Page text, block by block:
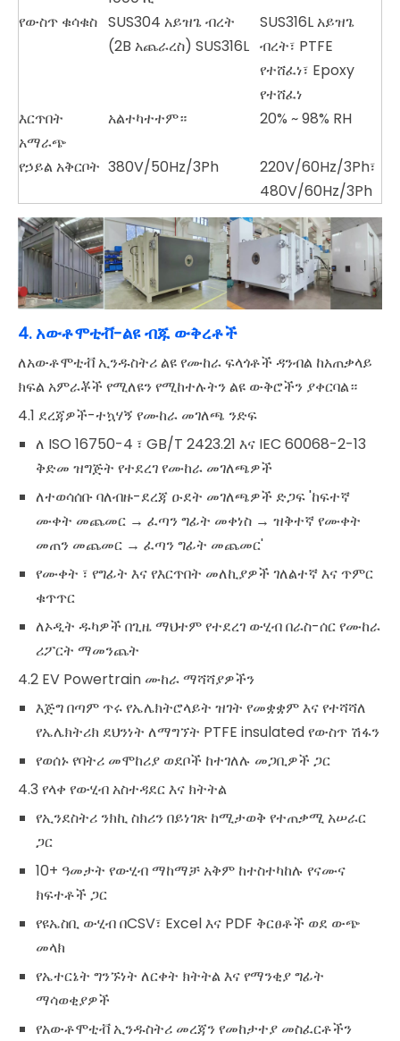
የውስጥ ቁሳቁስ SUS304 አይዝጌ ብረት
(2B አጨራረስ) SUS316L
SUS316L አይዝጌ
ብረት፣ PTFE
የተሸፈነ፣ Epoxy
የተሸፈነ
እርጥበት
አማራጭ
አልተካተተም። 20% ~ 98% RH
የኃይል አቅርቦት 380V/50Hz/3Ph
220V/60Hz/3Ph፣
480V/60Hz/3Ph
4. አውቶሞቲቭ-ልዩ ብጁ ውቅረቶች
ለአውቶሞቲቭ ኢንዱስትሪ ልዩ የሙከራ ፍላጎቶች ዳንብል ከአጠቃላይ
ክፍል አምራቾች የሚለዩን የሚከተሉትን ልዩ ውቅሮችን ያቀርባል።
4.1 ደረጃዎች-ተኳሃኝ የሙከራ መገለጫ ንድፍ
ለ ISO 16750-4 ፣ GB/T 2423.21 እና IEC 60068-2-13
ቅድመ ዝግጅት የተደረገ የሙከራ መገለጫዎች
ለተወሳሰቡ ባለብዙ-ደረጃ ዑደት መገለጫዎች ድጋፍ 'ከፍተኛ
ሙቀት መጨመር → ፈጣን ግፊት መቀነስ → ዝቅተኛ የሙቀት
መጠን መጨመር → ፈጣን ግፊት መጨመር'
የሙቀት ፣ የግፊት እና የእርጥበት መለኪያዎች ገለልተኛ እና ጥምር
ቁጥጥር
ለኦዲት ዱካዎች በጊዜ ማህተም የተደረገ ውሂብ በራስ-ሰር የሙከራ
ሪፖርት ማመንጨት
4.2 EV Powertrain ሙከራ ማሻሻያዎችን
እጅግ በጣም ጥሩ የኤሌክትሮላይት ዝገት የመቋቋም እና የተሻሻለ
የኤሌክትሪክ ደህንነት ለማግኘት PTFE insulated የውስጥ ሽፋን
የወሰኑ የባትሪ መሞከሪያ ወደቦች ከተገለሉ መጋቢዎች ጋር
4.3 የላቀ የውሂብ አስተዳደር እና ክትትል
የኢንደስትሪ ንክኪ ስክሪን በይነገጽ ከሚታወቅ የተጠቃሚ አሠራር
ጋር
10+ ዓመታት የውሂብ ማከማቻ አቅም ከተስተካከሉ የናሙና
ክፍተቶች ጋር
የዩኤስቢ ውሂብ በCSV፣ Excel እና PDF ቅርፀቶች ወደ ውጭ
መላክ
የኤተርኔት ግንኙነት ለርቀት ክትትል እና የማንቂያ ግፊት
ማሳወቂያዎች
የአውቶሞቲቭ ኢንዱስትሪ መረጃን የመከታተያ መስፈርቶችን